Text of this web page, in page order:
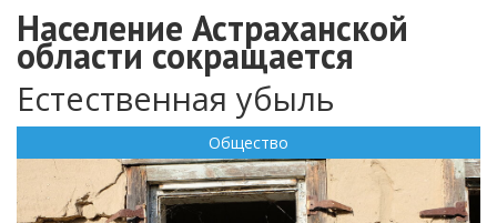
Население Астраханской
области сокращается
Естественная убыль
Общество